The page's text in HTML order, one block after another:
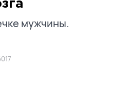
мужчины.